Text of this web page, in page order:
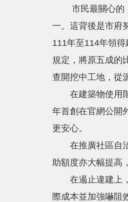
市民最關心的，
一。這背後是市府
111年至114年領
規定，將原五成的
查開挖中工地，從
在建築物使用階
年首創在官網公開
更安心。
在推廣社區自治
助額度亦大幅提高
在遏止違建上，
際成本並加強嚇阻